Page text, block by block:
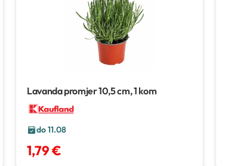
Lavandapromjer 10,5 cm, 1 kom
do 11.08
1,79 €